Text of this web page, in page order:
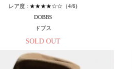
レア度 : ★★★★☆☆（4/6)
DOBBS
ドブス
SOLD OUT